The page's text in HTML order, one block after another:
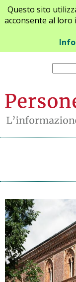
Questo sito
acconsente al
Chi
Archivio